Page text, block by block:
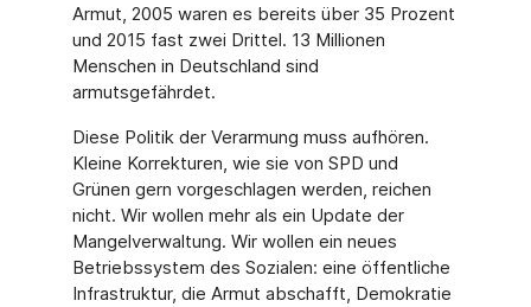
Armut, 2005 waren es bereits über 35 Prozent
und 2015 fast zwei Drittel. 13 Millionen
Menschen in Deutschland sind
armutsgefährdet.
Diese Politik der Verarmung muss aufhören.
Kleine Korrekturen, wie sie von SPD und
Grünen gern vorgeschlagen werden, reichen
nicht. Wir wollen mehr als ein Update der
Mangelverwaltung. Wir wollen ein neues
Betriebssystem des Sozialen: eine öffentliche
Infrastruktur, die Armut abschafft, Demokratie